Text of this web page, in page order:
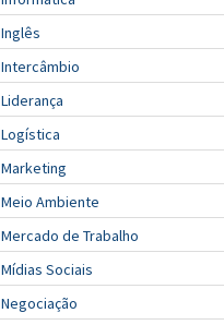
Inglês
Intercâmbio
Liderança
Logística
Marketing
Meio Ambiente
Mercado de Trabalho
Mídias Sociais
Negociação